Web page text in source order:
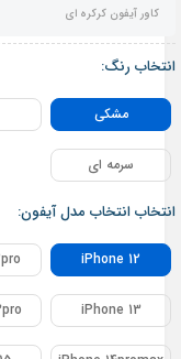
کاور آیفون کرکره ای
انتخاب رنگ:
مشکی
سرمه ای
انتخاب انتخاب مدل آیفون:
iPhone 12
iPhone 13